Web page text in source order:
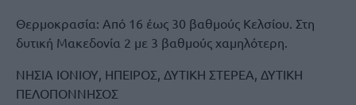
Θερμοκρασία: Από 16 έως 30 βαθμούς Κελσίου. Στη
δυτική Μακεδονία 2 με 3 βαθμούς χαμηλότερη.
ΝΗΣΙΑ ΙΟΝΙΟΥ, ΗΠΕΙΡΟΣ, ΔΥΤΙΚΗ ΣΤΕΡΕΑ, ΔΥΤΙΚΗ
ΠΕΛΟΠΟΝΝΗΣΟΣ